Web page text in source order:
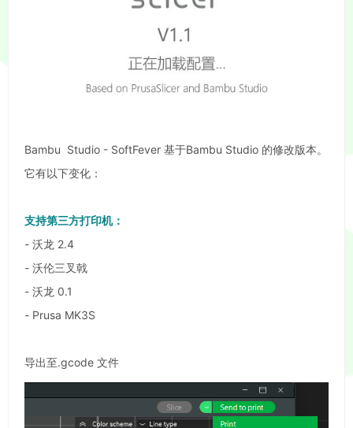
Bambu Studio - SoftFever 基于Bambu Studio 的修改版本。
它有以下变化：
支持第三方打印机：
- 沃龙 2.4
- 沃伦三叉戟
- 沃龙 0.1
- Prusa MK3S
导出至.gcode 文件